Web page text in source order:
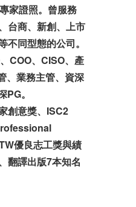
家證照。 曾服務
台商、新創、上市
不同型態的公司。
COO、CISO、產
、業務主管、資深
PG。
創意獎、ISC2
優良志工獎與績
翻譯出版7本知名